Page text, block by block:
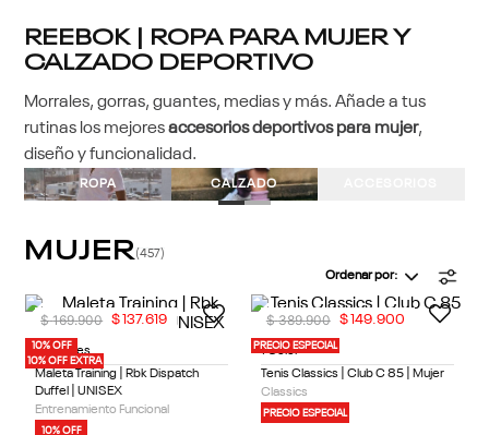
REEBOK | ROPA PARA MUJER Y
CALZADO DEPORTIVO
Morrales, gorras, guantes, medias y más. Añade a tus
rutinas los mejoresaccesorios deportivos para mujer,
diseño y funcionalidad.
ROPA CALZADO
MUJER 457
Ordenar por
10% OFF
10% OFF EXTRA
5 Colores
Maleta Training | Rbk Dispatch
Duffel | UNISEX
Entrenamiento Funcional
10% OFF
$ 169.900 $137.619
PRECIO ESPECIAL
1 Color
Tenis Classics | Club C 85 | Mujer
Classics
PRECIO ESPECIAL
$ 389.900 $149.900